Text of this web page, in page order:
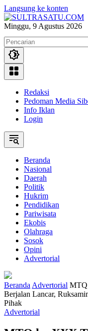
Langsung ke konten
Minggu, 9 Agustus 2026
Redaksi
Pedoman Media
Info Iklan
Login
Beranda
Nasional
Daerah
Politik
Hukrim
Pendidikan
Pariwisata
Ekobis
Olahraga
Sosok
Opini
Advertorial
Beranda Advertorial
Berjalan Lancar,
Pihak
Advertorial